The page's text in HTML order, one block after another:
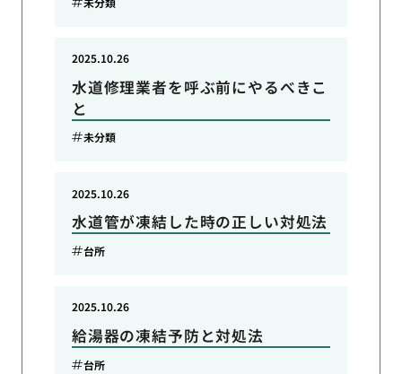
水道修理業者を呼ぶ前にやるべきこ
と
2025.10.26
未分類
水道管が凍結した時の正しい対処法
2025.10.26
台所
給湯器の凍結予防と対処法
2025.10.26
台所